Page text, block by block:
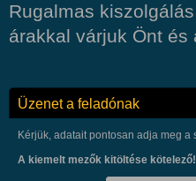
Rugalmas
árakkal várjuk Önt
Üzenet a feladónak
Kérjük, adatait pontosan adja meg
A kiemelt mezők kitöltése kötelező!